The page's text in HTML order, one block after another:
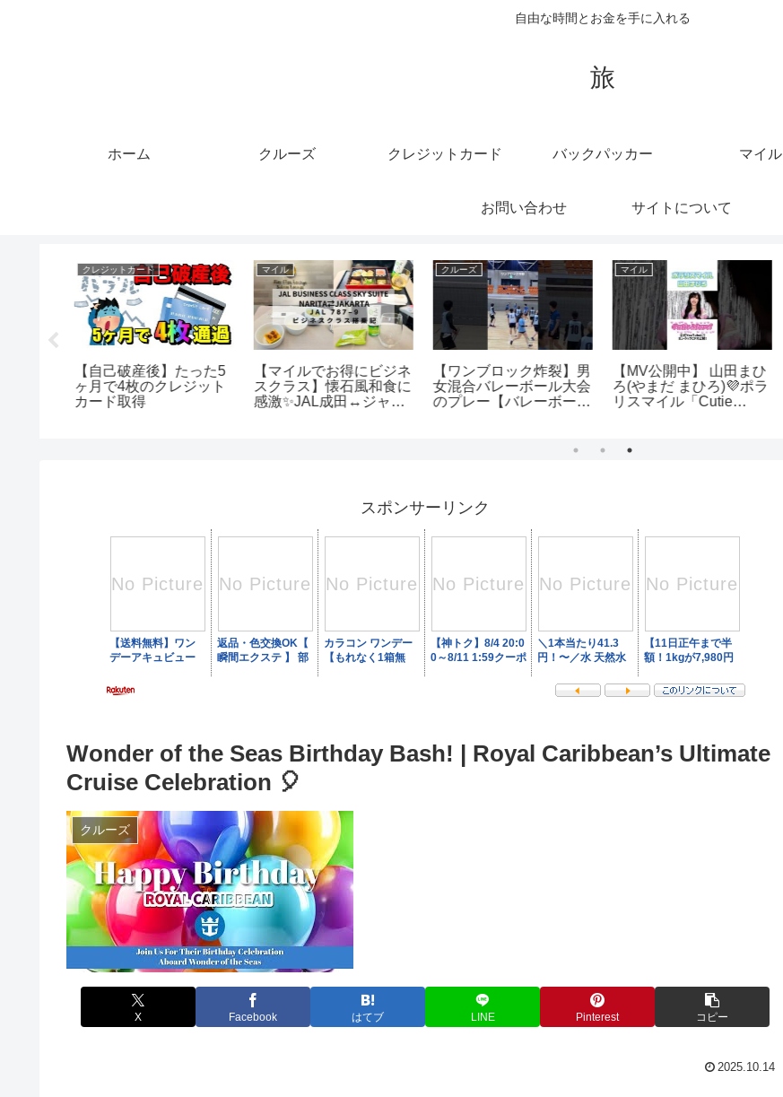
自由な時間とお金を手に入れる
旅
ホーム クルーズ クレジットカード バックパッカー マイル
お問い合わせ サイトについて
マイル
【マイルでお得にビジネ
スクラス】懐石風和食に
感激✨JAL成田↔︎ジャカ
クルーズ
【ワンブロック炸裂】男
女混合バレーボール大会
のプレー【バレーボール
マイル
【MV公開中】 山田まひ
ろ(やまだ まひろ)💜ポラ
リスマイル「Cutie
クレジットカード
私のクレジットカードで
不倫旅行中の妻に「利用
を停止したから」と伝え
スポンサーリンク
Wonder of the Seas Birthday Bash! | Royal Caribbean’s Ultimate
Cruise Celebration 🎈
クルーズ
X Facebook はてブ LINE Pinterest コピー
2025.10.14